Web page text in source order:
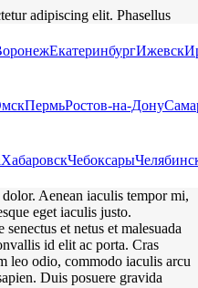
ЕкатеринбургИжевск
ПермьРостов-на-Дону
ХабаровскЧебоксары
adipiscing elit. Phasellus
faucibus sed iaculis at,
augue eget, molestie
id venenatis lectus suscipit
vel porta leo rutrum ac.
mollis ac erat. In aliquet,
risus facilisis leo, eget mollis
cursus et ullamcorper eget,
Aenean iaculis tempor mi,
eget iaculis justo.
et netus et malesuada
id elit ac porta. Cras
leo odio, commodo iaculis arcu
Duis posuere gravida